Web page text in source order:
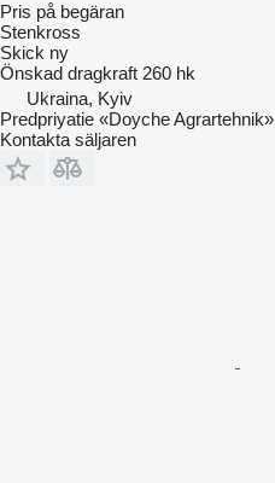
Pris på begäran
Stenkross
Skick ny
Önskad dragkraft 260 hk
Ukraina, Kyiv
Predpriyatie «Doyche Agrartehnik»
Kontakta säljaren